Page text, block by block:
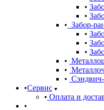
Забор-
Сервис
Оплата и